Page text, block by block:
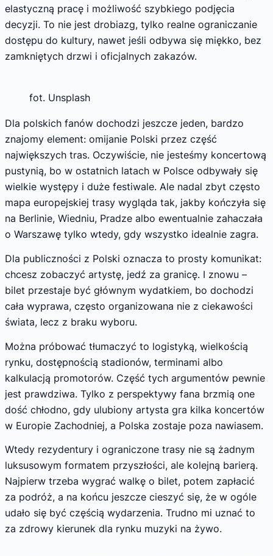
elastyczną pracę i możliwość szybkiego podjęcia
decyzji. To nie jest drobiazg, tylko realne ograniczanie
dostępu do kultury, nawet jeśli odbywa się miękko, bez
zamkniętych drzwi i oficjalnych zakazów.
fot. Unsplash
Dla polskich fanów dochodzi jeszcze jeden, bardzo
znajomy element: omijanie Polski przez część
największych tras. Oczywiście, nie jesteśmy koncertową
pustynią, bo w ostatnich latach w Polsce odbywały się
wielkie występy i duże festiwale. Ale nadal zbyt często
mapa europejskiej trasy wygląda tak, jakby kończyła się
na Berlinie, Wiedniu, Pradze albo ewentualnie zahaczała
o Warszawę tylko wtedy, gdy wszystko idealnie zagra.
Dla publiczności z Polski oznacza to prosty komunikat:
chcesz zobaczyć artystę, jedź za granicę. I znowu –
bilet przestaje być głównym wydatkiem, bo dochodzi
cała wyprawa, często organizowana nie z ciekawości
świata, lecz z braku wyboru.
Można próbować tłumaczyć to logistyką, wielkością
rynku, dostępnością stadionów, terminami albo
kalkulacją promotorów. Część tych argumentów pewnie
jest prawdziwa. Tylko z perspektywy fana brzmią one
dość chłodno, gdy ulubiony artysta gra kilka koncertów
w Europie Zachodniej, a Polska zostaje poza nawiasem.
Wtedy rezydentury i ograniczone trasy nie są żadnym
luksusowym formatem przyszłości, ale kolejną barierą.
Najpierw trzeba wygrać walkę o bilet, potem zapłacić
za podróż, a na końcu jeszcze cieszyć się, że w ogóle
udało się być częścią wydarzenia. Trudno mi uznać to
za zdrowy kierunek dla rynku muzyki na żywo.